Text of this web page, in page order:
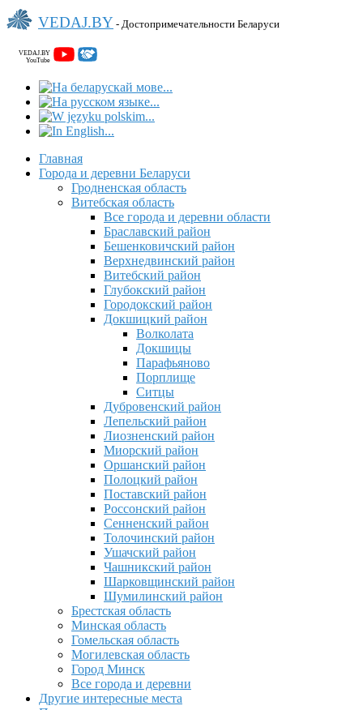
VEDAJ.BY - Достопримечательности Беларуси
VEDAJ.BY
YouTube
Главная
Города и деревни Беларуси
Гродненская область
Витебская область
Все города и деревни области
Браславский район
Бешенковичский район
Верхнедвинский район
Витебский район
Глубокский район
Городокский район
Докшицкий район
Волколата
Докшицы
Парафьяново
Порплище
Ситцы
Дубровенский район
Лепельский район
Лиозненский район
Миорский район
Оршанский район
Полоцкий район
Поставский район
Россонский район
Сенненский район
Толочинский район
Ушачский район
Чашникский район
Шарковщинский район
Шумилинский район
Брестская область
Минская область
Гомельская область
Могилевская область
Город Минск
Все города и деревни
Другие интересные места